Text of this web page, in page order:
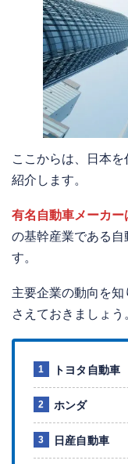
ここからは、日本
紹介します。
有名自動車メーカー
の基幹産業である自
す。
主要企業の動向を知
さえておきましょう
トヨタ自動車
ホンダ
日産自動車